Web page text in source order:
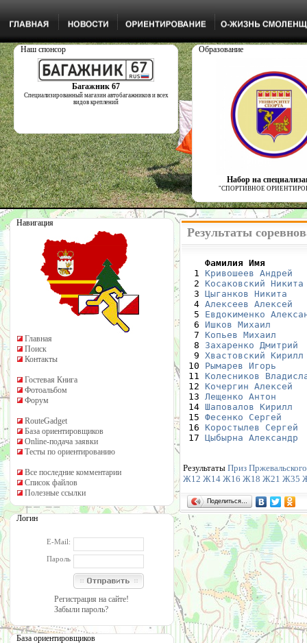
Наш спонсор
Багажник 67
Специализированный магазин автобагажников и всех
видов креплений
Образование
Набор на
"СПОРТИВНОЕ
Навигация
Главная
Поиск
Контакты
Гостевая Книга
Фотоальбом
Форум
RouteGadget
База ориентировщиков
Online-подача заявки
Тесты по ориентированию
Все последние комментарии
Список файлов
Полезные ссылки
Логин
E-Mail:
Пароль
Регистрация на сайте!
Забыли пароль?
База ориентировщиков
Результаты
Фамилия Имя
1 Кривошеев Андрей
  2
Косаковский Никита
  3
Цыганков Никита
  4
Алексеев Алексей
  5
Евдокименко
  6
Ишков Михаил
  7
Копьев Михаил
  8
Захаренко Дмитрий
  9
Хвастовский Кирилл
10 Рымарев Игорь
11 Колесников
12 Кочергин Алексей
13 Лещенко Антон
14 Шаповалов Кирилл
15 Фесенко Сергей
16 Коростылев Сергей
17 Цыбырна Александр
Результаты Приз
Ж12 Ж14 Ж16 Ж18 Ж21 Ж35
Поделиться…